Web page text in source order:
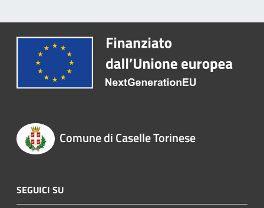
Comune di Caselle Torinese
SEGUICI SU